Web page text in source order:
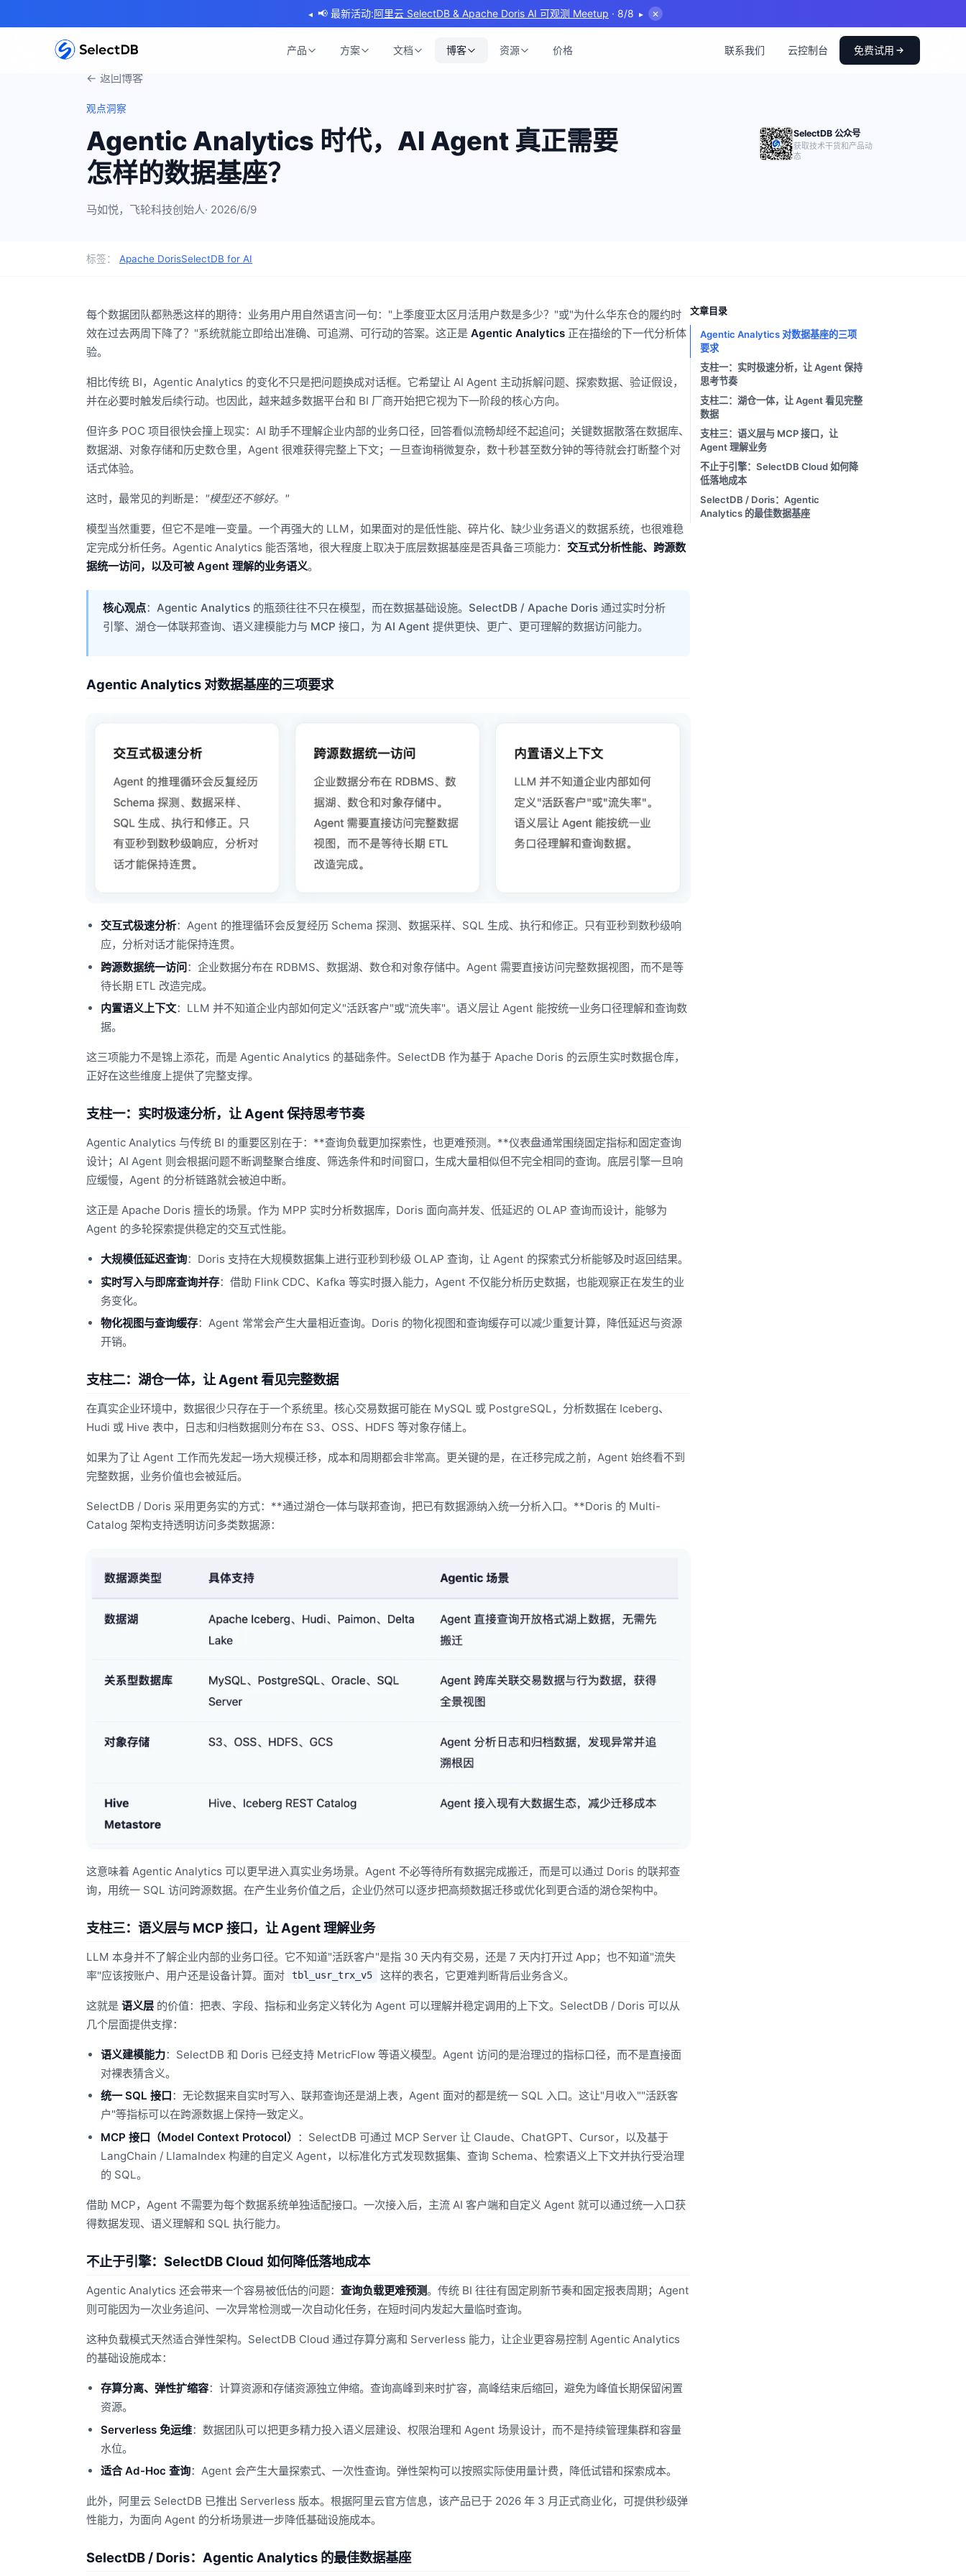
◂ 📢 最新活动:阿里云 SelectDB & Apache Doris AI 可观测 Meetup · 8/8 ▸ ✕
产品 方案 文档 博客 资源 价格 联系我们 云控制台 免费试用
← 返回博客
观点洞察
Agentic Analytics 时代，AI Agent 真正需要
怎样的数据基座？
马如悦，飞轮科技创始人· 2026/6/9
SelectDB 公众号
获取技术干货和产品动
态
标签： Apache DorisSelectDB for AI
每个数据团队都熟悉这样的期待：业务用户用自然语言问一句："上季度亚太区月活用户数是多少？"或"为什么华东仓的履约时
效在过去两周下降了？"系统就能立即给出准确、可追溯、可行动的答案。这正是 Agentic Analytics 正在描绘的下一代分析体
验。
相比传统 BI，Agentic Analytics 的变化不只是把问题换成对话框。它希望让 AI Agent 主动拆解问题、探索数据、验证假设，
并在必要时触发后续行动。也因此，越来越多数据平台和 BI 厂商开始把它视为下一阶段的核心方向。
但许多 POC 项目很快会撞上现实：AI 助手不理解企业内部的业务口径，回答看似流畅却经不起追问；关键数据散落在数据库、
数据湖、对象存储和历史数仓里，Agent 很难获得完整上下文；一旦查询稍微复杂，数十秒甚至数分钟的等待就会打断整个对
话式体验。
这时，最常见的判断是： "模型还不够好。"
模型当然重要，但它不是唯一变量。一个再强大的 LLM，如果面对的是低性能、碎片化、缺少业务语义的数据系统，也很难稳
定完成分析任务。Agentic Analytics 能否落地，很大程度上取决于底层数据基座是否具备三项能力： 交互式分析性能、跨源数
据统一访问，以及可被 Agent 理解的业务语义。
核心观点：Agentic Analytics 的瓶颈往往不只在模型，而在数据基础设施。SelectDB / Apache Doris 通过实时分析
引擎、湖仓一体联邦查询、语义建模能力与 MCP 接口，为 AI Agent 提供更快、更广、更可理解的数据访问能力。
Agentic Analytics 对数据基座的三项要求
交互式极速分析：Agent 的推理循环会反复经历 Schema 探测、数据采样、SQL 生成、执行和修正。只有亚秒到数秒级响
应，分析对话才能保持连贯。
跨源数据统一访问：企业数据分布在 RDBMS、数据湖、数仓和对象存储中。Agent 需要直接访问完整数据视图，而不是等
待长期 ETL 改造完成。
内置语义上下文：LLM 并不知道企业内部如何定义"活跃客户"或"流失率"。语义层让 Agent 能按统一业务口径理解和查询数
据。
这三项能力不是锦上添花，而是 Agentic Analytics 的基础条件。SelectDB 作为基于 Apache Doris 的云原生实时数据仓库，
正好在这些维度上提供了完整支撑。
支柱一：实时极速分析，让 Agent 保持思考节奏
Agentic Analytics 与传统 BI 的重要区别在于：**查询负载更加探索性，也更难预测。**仪表盘通常围绕固定指标和固定查询
设计；AI Agent 则会根据问题不断调整聚合维度、筛选条件和时间窗口，生成大量相似但不完全相同的查询。底层引擎一旦响
应缓慢，Agent 的分析链路就会被迫中断。
这正是 Apache Doris 擅长的场景。作为 MPP 实时分析数据库，Doris 面向高并发、低延迟的 OLAP 查询而设计，能够为
Agent 的多轮探索提供稳定的交互式性能。
大规模低延迟查询：Doris 支持在大规模数据集上进行亚秒到秒级 OLAP 查询，让 Agent 的探索式分析能够及时返回结果。
实时写入与即席查询并存：借助 Flink CDC、Kafka 等实时摄入能力，Agent 不仅能分析历史数据，也能观察正在发生的业
务变化。
物化视图与查询缓存：Agent 常常会产生大量相近查询。Doris 的物化视图和查询缓存可以减少重复计算，降低延迟与资源
开销。
支柱二：湖仓一体，让 Agent 看见完整数据
在真实企业环境中，数据很少只存在于一个系统里。核心交易数据可能在 MySQL 或 PostgreSQL，分析数据在 Iceberg、
Hudi 或 Hive 表中，日志和归档数据则分布在 S3、OSS、HDFS 等对象存储上。
如果为了让 Agent 工作而先发起一场大规模迁移，成本和周期都会非常高。更关键的是，在迁移完成之前，Agent 始终看不到
完整数据，业务价值也会被延后。
SelectDB / Doris 采用更务实的方式：**通过湖仓一体与联邦查询，把已有数据源纳入统一分析入口。**Doris 的 Multi-
Catalog 架构支持透明访问多类数据源：
这意味着 Agentic Analytics 可以更早进入真实业务场景。Agent 不必等待所有数据完成搬迁，而是可以通过 Doris 的联邦查
询，用统一 SQL 访问跨源数据。在产生业务价值之后，企业仍然可以逐步把高频数据迁移或优化到更合适的湖仓架构中。
支柱三：语义层与 MCP 接口，让 Agent 理解业务
LLM 本身并不了解企业内部的业务口径。它不知道"活跃客户"是指 30 天内有交易，还是 7 天内打开过 App；也不知道"流失
率"应该按账户、用户还是设备计算。面对
tbl_usr_trx_v5 这样的表名，它更难判断背后业务含义。
这就是 语义层 的价值：把表、字段、指标和业务定义转化为 Agent 可以理解并稳定调用的上下文。SelectDB / Doris 可以从
几个层面提供支撑：
语义建模能力：SelectDB 和 Doris 已经支持 MetricFlow 等语义模型。Agent 访问的是治理过的指标口径，而不是直接面
对裸表猜含义。
统一 SQL 接口：无论数据来自实时写入、联邦查询还是湖上表，Agent 面对的都是统一 SQL 入口。这让"月收入""活跃客
户"等指标可以在跨源数据上保持一致定义。
MCP 接口（Model Context Protocol） ：SelectDB 可通过 MCP Server 让 Claude、ChatGPT、Cursor，以及基于
LangChain / LlamaIndex 构建的自定义 Agent，以标准化方式发现数据集、查询 Schema、检索语义上下文并执行受治理
的 SQL。
借助 MCP，Agent 不需要为每个数据系统单独适配接口。一次接入后，主流 AI 客户端和自定义 Agent 就可以通过统一入口获
得数据发现、语义理解和 SQL 执行能力。
不止于引擎：SelectDB Cloud 如何降低落地成本
Agentic Analytics 还会带来一个容易被低估的问题： 查询负载更难预测。传统 BI 往往有固定刷新节奏和固定报表周期；Agent
则可能因为一次业务追问、一次异常检测或一次自动化任务，在短时间内发起大量临时查询。
这种负载模式天然适合弹性架构。SelectDB Cloud 通过存算分离和 Serverless 能力，让企业更容易控制 Agentic Analytics
的基础设施成本：
存算分离、弹性扩缩容：计算资源和存储资源独立伸缩。查询高峰到来时扩容，高峰结束后缩回，避免为峰值长期保留闲置
资源。
Serverless 免运维：数据团队可以把更多精力投入语义层建设、权限治理和 Agent 场景设计，而不是持续管理集群和容量
水位。
适合 Ad-Hoc 查询：Agent 会产生大量探索式、一次性查询。弹性架构可以按照实际使用量计费，降低试错和探索成本。
此外，阿里云 SelectDB 已推出 Serverless 版本。根据阿里云官方信息，该产品已于 2026 年 3 月正式商业化，可提供秒级弹
性能力，为面向 Agent 的分析场景进一步降低基础设施成本。
SelectDB / Doris：Agentic Analytics 的最佳数据基座
文章目录
Agentic Analytics 对数据基座的三项
要求
支柱一：实时极速分析，让 Agent 保持
思考节奏
支柱二：湖仓一体，让 Agent 看见完整
数据
支柱三：语义层与 MCP 接口，让
Agent 理解业务
不止于引擎：SelectDB Cloud 如何降
低落地成本
SelectDB / Doris：Agentic
Analytics 的最佳数据基座